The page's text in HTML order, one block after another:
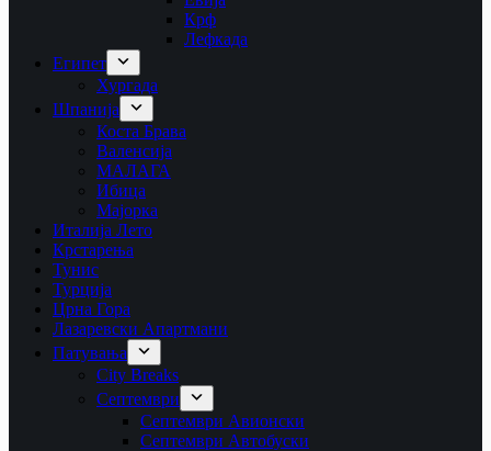
Крф
Лефкада
Египет
Хургада
Шпанија
Коста Брава
Валенсија
МАЛАГА
Ибица
Мајорка
Италија Лето
Крстарења
Тунис
Турција
Црна Гора
Лазаревски Апартмани
Патувања
City Breaks
Септември
Септември Авионски
Септември Автобуски